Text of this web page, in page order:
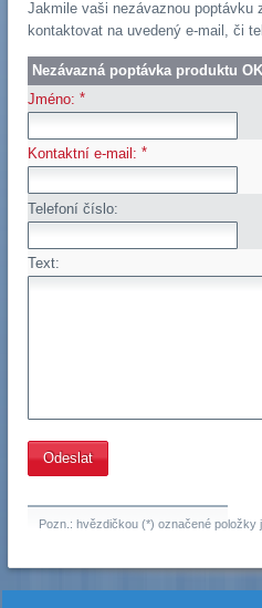
Jakmile vaši nezávaznou poptávku
kontaktovat na uvedený e-mail, či
Nezávazná poptávka produktu
Jméno: *
Kontaktní e-mail: *
Telefoní číslo:
Text:
Pozn.: hvězdičkou (*) označené položky